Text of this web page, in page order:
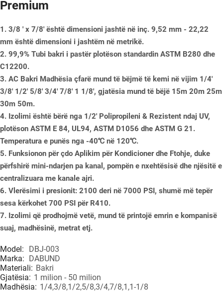
Premium
1. 3/8 ' x 7/8' është dimensioni jashtë në inç. 9,52 mm - 22,22
mm është dimensioni i jashtëm në metrikë.
2. 99,9% Tubi bakri i pastër plotëson standardin ASTM B280 dhe
C12200.
3. AC Bakri Madhësia çfarë mund të bëjmë të kemi në vijim 1/4'
3/8' 1/2' 5/8' 3/4' 7/8' 1 1/8', gjatësia mund të bëjë 15m 20m 25m
30m 50m.
4. Izolimi është bërë nga 1/2' Polipropileni & Rezistent ndaj UV,
plotëson ASTM E 84, UL94, ASTM D1056 dhe ASTM G 21.
Temperatura e punës nga -40℃ në 120℃.
5. Funksionon për çdo Aplikim për Kondicioner dhe Ftohje, duke
përfshirë mini-ndarjen pa kanal, pompën e nxehtësisë dhe njësitë e
centralizuara me kanale ajri.
6. Vlerësimi i presionit: 2100 deri në 7000 PSI, shumë më tepër
sesa kërkohet 700 PSI për R410.
7. Izolimi që prodhojmë vetë, mund të printojë emrin e kompanisë
suaj, madhësinë, metrat etj.
Model:
DBJ-003
Marka: DABUND
Materiali: Bakri
Gjatësia: 1 milion - 50 milion
Madhësia: 1/4,3/8,1/2,5/8,3/4,7/8,1,1-1/8